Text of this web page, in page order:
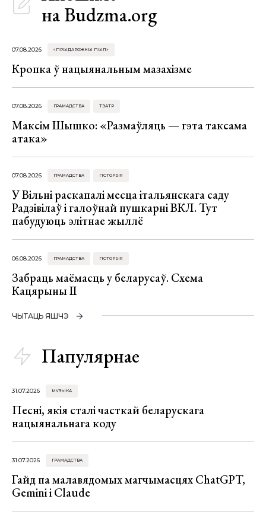
на Budzma.org
07.08.2026 «ПРЫДАРОЖНЫ ПЫЛ»
Кропка ў нацыянальным мазахізме
07.08.2026 ГРАМАДСТВА ТЭАТР
Максім Шышко: «Размаўляць — гэта таксама
атака»
07.08.2026 ГРАМАДСТВА ГІСТОРЫЯ
У Вільні раскапалі месца італьянскага саду
Радзівілаў і галоўнай пушкарні ВКЛ. Тут
пабудуюць элітнае жыллё
06.08.2026 ГРАМАДСТВА ГІСТОРЫЯ
Забраць маёмасць у беларусаў. Схема
Кацярыны ІІ
ЧЫТАЦЬ ЯШЧЭ
Папулярнае
31.07.2026 МУЗЫКА
Песні, якія сталі часткай беларускага
нацыянальнага коду
31.07.2026 ГРАМАДСТВА
Гайд па малавядомых магчымасцях ChatGPT,
Gemini і Claude